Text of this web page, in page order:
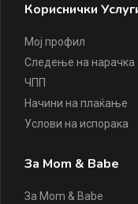
Кориснички
Мој профил
Следење на нарачка
ЧПП
Начини на плаќање
Услови на испорака
За Mom & Babe
За Mom & Babe